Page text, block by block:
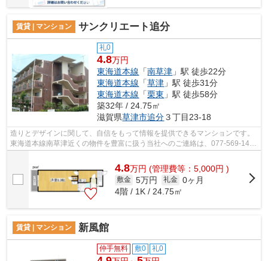
賃貸 | マンション サンクリエート追分
礼0
4.8万円
東海道本線 「南草津 」駅 徒歩22分
東海道本線 「草津 」駅 徒歩31分
東海道本線 「栗東 」駅 徒歩58分
築32年 / 24.75㎡
滋賀県草津市追分３丁目23-18
造りとデザインに関して、自信をもって情報を提供できるマンションです。
東海道本線南草津近くの物件を豊富に扱う当社へのご連絡は、077-569-1410
4.8万円 (管理費等：5,000円 )
敷金 5万円 礼金 0ヶ月
4階 / 1K / 24.75㎡
賃貸 | マンション 新風館
仲手無料 敷0 礼0